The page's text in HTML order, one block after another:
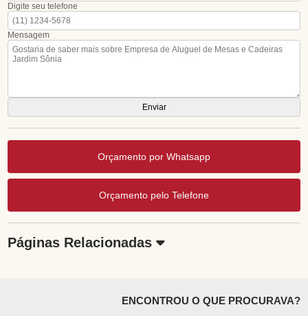
Digite seu telefone
Mensagem
Orçamento por Whatsapp
Orçamento pelo Telefone
Páginas Relacionadas
ENCONTROU O QUE PROCURAVA?